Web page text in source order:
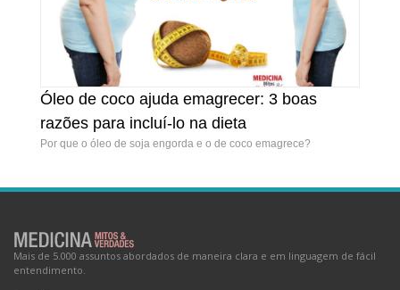
Óleo de coco ajuda emagrecer: 3 boas razões
para incluí-lo na dieta
Óleo de coco ajuda emagrecer: 3 boas
razões para incluí-lo na dieta
Por que o óleo de soja engorda e o de coco emagrece?
Mais de 5.000 assuntos abordados de maneira clara e em linguagem de fácil
entendimento.